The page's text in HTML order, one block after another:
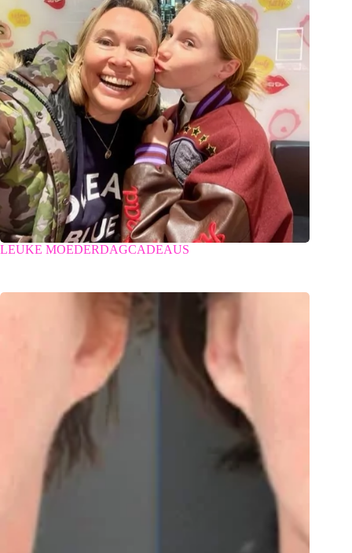
LEUKE MOEDERDAGCADEAUS